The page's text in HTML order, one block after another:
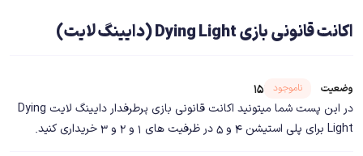
اکانت قانونی بازی Dying Light (دایینگ لایت)
وضعیت ناموجود
شناسه محصول ۱۵۱۷۰
در این پست شما میتونید اکانت قانونی بازی پرطرفدار دایینگ لایت Dying
Light برای پلی استیشن 4 و 5 در ظرفیت های 1 و 2 و 3 خریداری کنید.